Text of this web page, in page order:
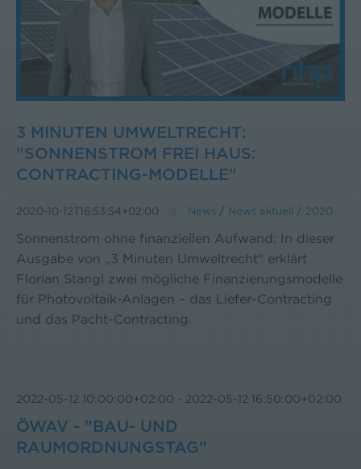
3 MINUTEN UMWELTRECHT:
"SONNENSTROM FREI HAUS:
CONTRACTING-MODELLE"
2020-10-12T16:53:54+02:00 News / News aktuell / 2020
Sonnenstrom ohne finanziellen Aufwand: In dieser
Ausgabe von „3 Minuten Umweltrecht“ erklärt
Florian Stangl zwei mögliche Finanzierungsmodelle
für Photovoltaik-Anlagen – das Liefer-Contracting
und das Pacht-Contracting.
2022-05-12 10:00:00+02:00 - 2022-05-12 16:50:00+02:00
ÖWAV - "BAU- UND
RAUMORDNUNGSTAG"